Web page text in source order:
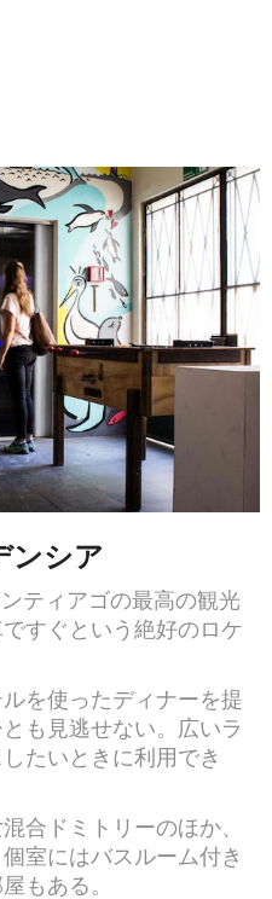
ンシア
ティアゴの最高の観光
すぐという絶好のロケ
を使ったディナーを提
も見逃せない。広いラ
たいときに利用でき
合ドミトリーのほか、
室にはバスルーム付き
もある。